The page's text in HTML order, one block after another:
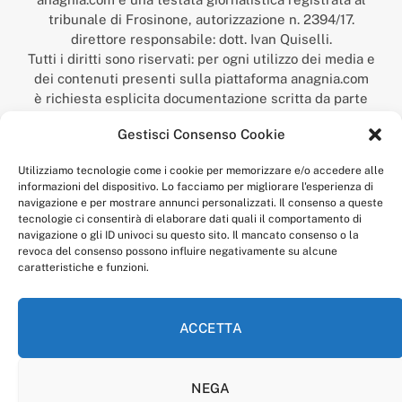
Gestisci Consenso Cookie
Utilizziamo tecnologie come i cookie per memorizzare e/o accedere alle
informazioni del dispositivo. Lo facciamo per migliorare l'esperienza di
navigazione e per mostrare annunci personalizzati. Il consenso a queste
tecnologie ci consentirà di elaborare dati quali il comportamento di
navigazione o gli ID univoci su questo sito. Il mancato consenso o la
revoca del consenso possono influire negativamente su alcune
caratteristiche e funzioni.
ACCETTA
NEGA
tribunale di Frosinone, autorizzazione n. 2394/17.
direttore responsabile: dott. Ivan Quiselli.
Tutti i diritti sono riservati: per ogni utilizzo dei media e
dei contenuti presenti sulla piattaforma anagnia.com
è richiesta esplicita documentazione scritta da parte
“Anagnia” è un marchio registrato presso l’Ufficio Italiano
Economico,
num. registrazione: 302017000014044 del 9 febbraio 2017.
Per contatti:redazione@anagnia.com
COOKIE POLICY